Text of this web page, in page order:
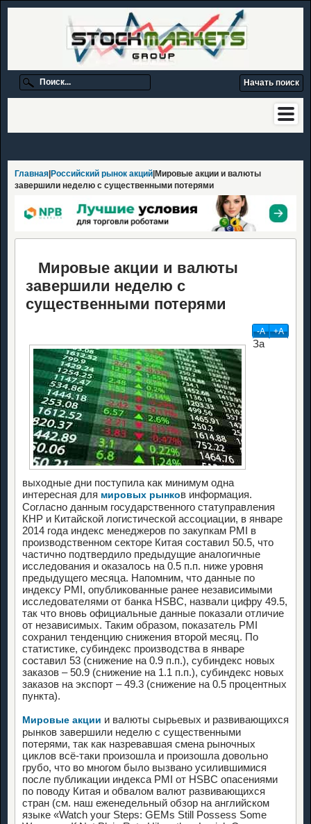
Главная Российский рынок акций |Мировые акции и валюты
завершили неделю с существенными потерями
Мировые акции и валюты
завершили неделю с
существенными потерями
-А +А
За
выходные дни поступила как минимум одна
интересная для мировых рынков информация.
Согласно данным государственного статуправления
КНР и Китайской логистической ассоциации, в январе
2014 года индекс менеджеров по закупкам PMI в
производственном секторе Китая составил 50.5, что
частично подтвердило предыдущие аналогичные
исследования и оказалось на 0.5 п.п. ниже уровня
предыдущего месяца. Напомним, что данные по
индексу PMI, опубликованные ранее независимыми
исследователями от банка HSBC, назвали цифру 49.5,
так что вновь официальные данные показали отличие
от независимых. Таким образом, показатель PMI
сохранил тенденцию снижения второй месяц. По
статистике, субиндекс производства в январе
составил 53 (снижение на 0.9 п.п.), субиндекс новых
заказов – 50.9 (снижение на 1.1 п.п.), субиндекс новых
заказов на экспорт – 49.3 (снижение на 0.5 процентных
пункта).
Мировые акции и валюты сырьевых и развивающихся
рынков завершили неделю с существенными
потерями, так как назревавшая смена рыночных
циклов всё-таки произошла и произошла довольно
грубо, что во многом было вызвано усилившимися
после публикации индекса PMI от HSBC опасениями
по поводу Китая и обвалом валют развивающихся
стран (см. наш еженедельный обзор на английском
языке «Watch your Steps: GEMs Still Possess Some